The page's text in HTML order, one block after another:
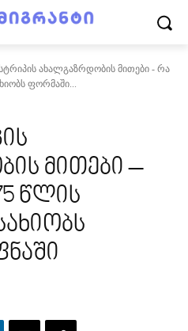
ახალგაზრდობის მითები - რა
ფორმაში...
მითები –
წლის